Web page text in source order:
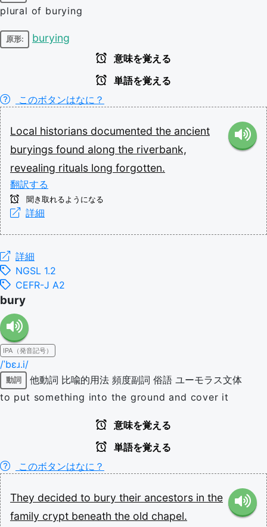
plural of burying
原形: burying
意味を覚える
単語を覚える
このボタンはなに？
Local historians documented the ancient
buryings found along the riverbank,
revealing rituals long forgotten.
翻訳する
聞き取れるようになる
詳細
詳細
NGSL 1.2
CEFR-J A2
bury
IPA（発音記号）
/ˈbɛɹ.i/
動詞 他動詞 比喩的用法 頻度副詞 俗語 ユーモラス文体
to put something into the ground and cover it
意味を覚える
単語を覚える
このボタンはなに？
They decided to bury their ancestors in the
family crypt beneath the old chapel.